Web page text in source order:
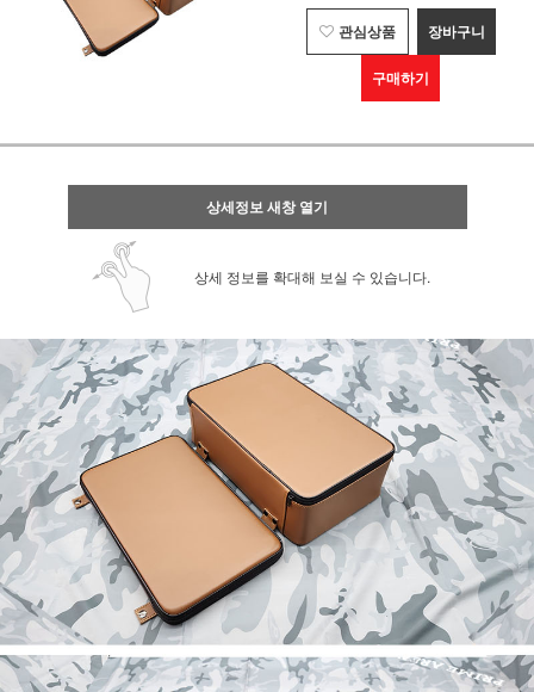
관심상품 장바구니
구매하기
상세정보 새창 열기
상세 정보를 확대해 보실 수 있습니다.